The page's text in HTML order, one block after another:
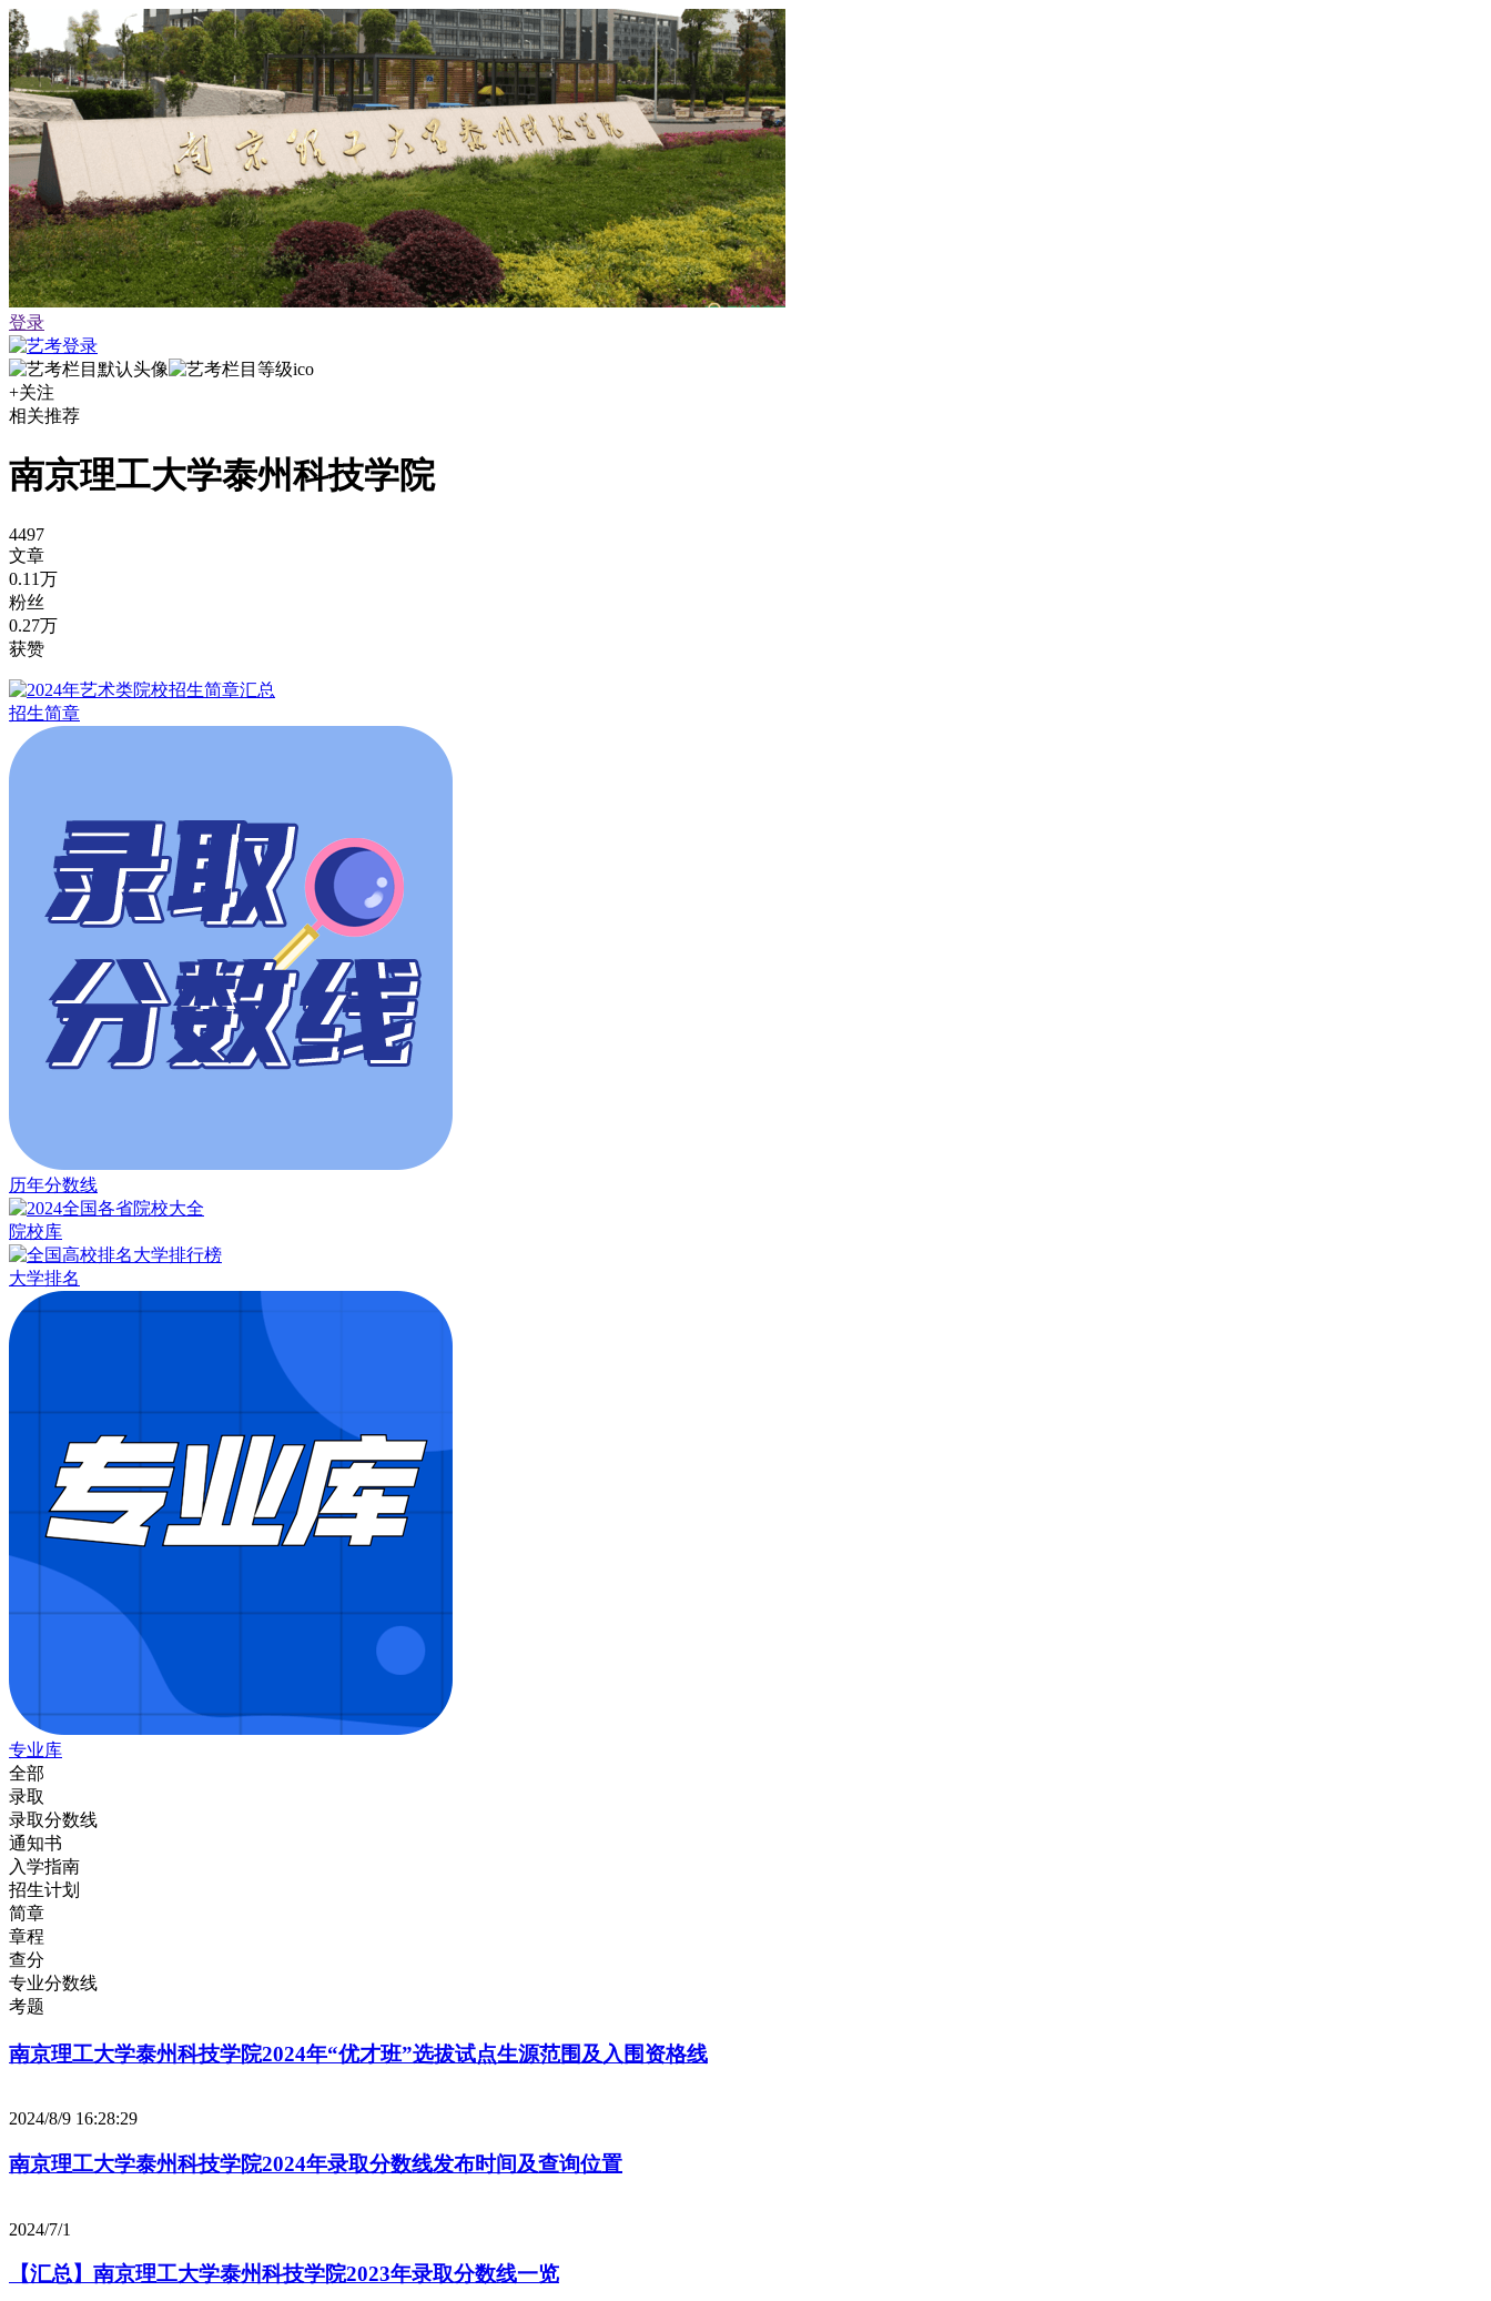
登录
+关注
相关推荐
南京理工大学泰州科技学院
4497
文章
0.11万
粉丝
0.27万
获赞
招生简章
历年分数线
院校库
大学排名
专业库
全部
录取
录取分数线
通知书
入学指南
招生计划
简章
章程
查分
专业分数线
考题
南京理工大学泰州科技学院2024年“优才班”选拔试点生源范围及入围资格线
2024/8/9 16:28:29
南京理工大学泰州科技学院2024年录取分数线发布时间及查询位置
2024/7/1
【汇总】南京理工大学泰州科技学院2023年录取分数线一览